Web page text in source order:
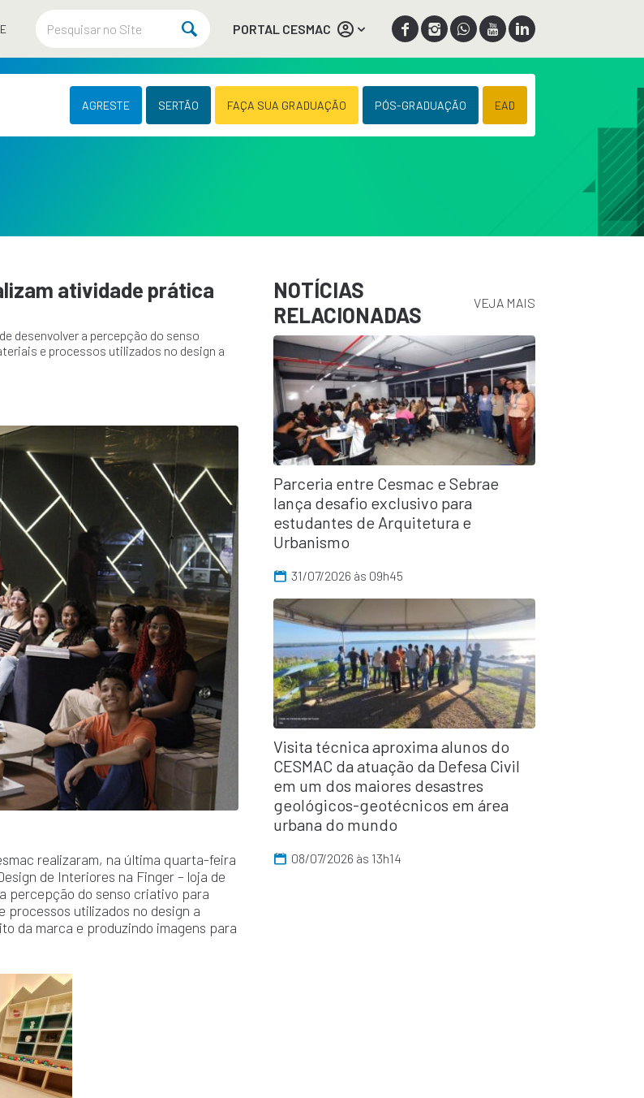
PORTAL CESMAC
AGRESTE SERTÃO FAÇA SUA GRADUAÇÃO PÓS-GRADUAÇÃO EAD
atividade prática
desenvolver a percepção do senso
e processos utilizados no design a
realizaram, na última quarta-feira
de Interiores na Finger – loja de
percepção do senso criativo para
processos utilizados no design a
da marca e produzindo imagens para
NOTÍCIAS
RELACIONADAS
VEJA MAIS
Parceria entre Cesmac e Sebrae
lança desafio exclusivo para
estudantes de Arquitetura e
Urbanismo
31/07/2026 às 09h45
Visita técnica aproxima alunos do
CESMAC da atuação da Defesa Civil
em um dos maiores desastres
geológicos-geotécnicos em área
urbana do mundo
08/07/2026 às 13h14